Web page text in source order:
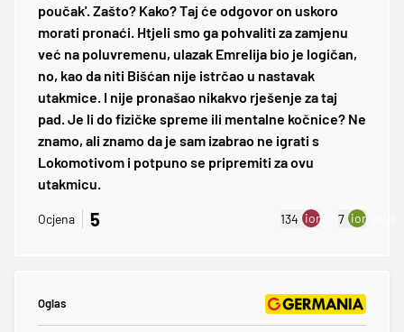
poučak'. Zašto? Kako? Taj će odgovor on uskoro
morati pronaći. Htjeli smo ga pohvaliti za zamjenu
već na poluvremenu, ulazak Emrelija bio je logičan,
no, kao da niti Bišćan nije istrčao u nastavak
utakmice. I nije pronašao nikakvo rješenje za taj
pad. Je li do fizičke spreme ili mentalne kočnice? Ne
znamo, ali znamo da je sam izabrao ne igrati s
Lokomotivom i potpuno se pripremiti za ovu
utakmicu.
Ocjena 5 134 ion:minus
7 ion:plus
Oglas